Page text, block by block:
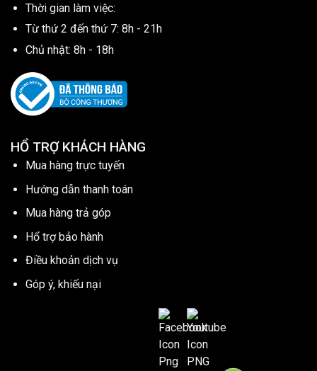
Thời gian làm việc:
Từ thứ 2 đến thứ 7: 8h - 21h
Chủ nhật: 8h - 18h
HỔ TRỢ KHÁCH HÀNG
Mua hàng trực tuyến
Hướng dẫn thanh toán
Mua hàng trả góp
Hổ trợ bảo hành
Điều khoản dịch vụ
Góp ý, khiếu nại